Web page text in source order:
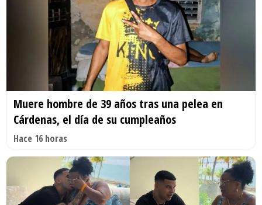
Muere hombre de 39 años tras una pelea en
Cárdenas, el día de su cumpleaños
Hace 16 horas